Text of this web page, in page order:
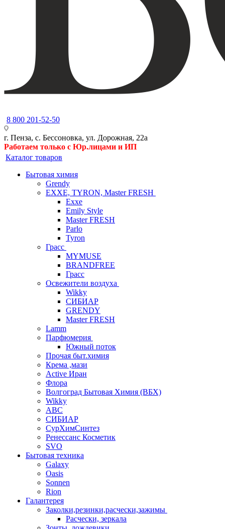
8 800 201-52-50
г. Пенза, с. Бессоновка, ул. Дорожная, 22а
Работаем только с Юр.лицами и ИП
Каталог товаров
Бытовая химия
Grendy
EXXE, TYRON, Master FRESH
Exxe
Emily Style
Master FRESH
Parlo
Tyron
Грасс
MYMUSE
BRANDFREE
Грасс
Освежители воздуха
Wikky
СИБИАР
GRENDY
Master FRESH
Lamm
Парфюмерия
Южный поток
Прочая быт.химия
Крема ,мази
Аctive Иран
Флора
Волгоград Бытовая Химия (ВБХ)
Wikky
АВС
СИБИАР
СурХимСинтез
Ренессанс Косметик
SVO
Бытовая техника
Galaxy
Oasis
Sonnen
Rion
Галантерея
Заколки,резинки,расчески,зажимы
Расчески, зеркала